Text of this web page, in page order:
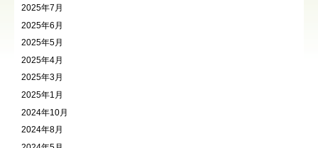
2025年7月
2025年6月
2025年5月
2025年4月
2025年3月
2025年1月
2024年10月
2024年8月